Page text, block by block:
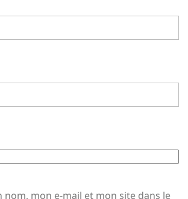
nom, mon e-mail et mon site dans le